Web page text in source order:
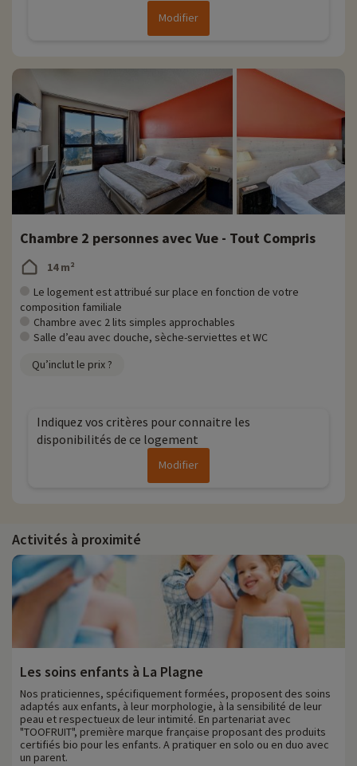
Modifier
Chambre 2 personnes avec Vue - Tout Compris
14 m²
Le logement est attribué sur place en fonction de votre
composition familiale
Chambre avec 2 lits simples approchables
Salle d’eau avec douche, sèche-serviettes et WC
Qu’inclut le prix ?
Indiquez vos critères pour connaitre les
disponibilités de ce logement
Modifier
Activités à proximité
Les soins enfants à La Plagne
Nos praticiennes, spécifiquement formées, proposent des soins
adaptés aux enfants, à leur morphologie, à la sensibilité de leur
peau et respectueux de leur intimité. En partenariat avec
"TOOFRUIT", première marque française proposant des produits
certifiés bio pour les enfants. A pratiquer en solo ou en duo avec
un parent.